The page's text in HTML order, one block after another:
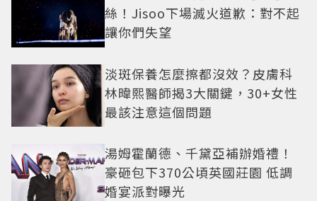
絲！Jisoo下場滅火道歉：對不起
讓你們失望
淡斑保養怎麼擦都沒效？皮膚科
林暐熙醫師揭3大關鍵，30+女性
最該注意這個問題
湯姆霍蘭德、千黛亞補辦婚禮！
豪砸包下370公頃英國莊園 低調
婚宴派對曝光